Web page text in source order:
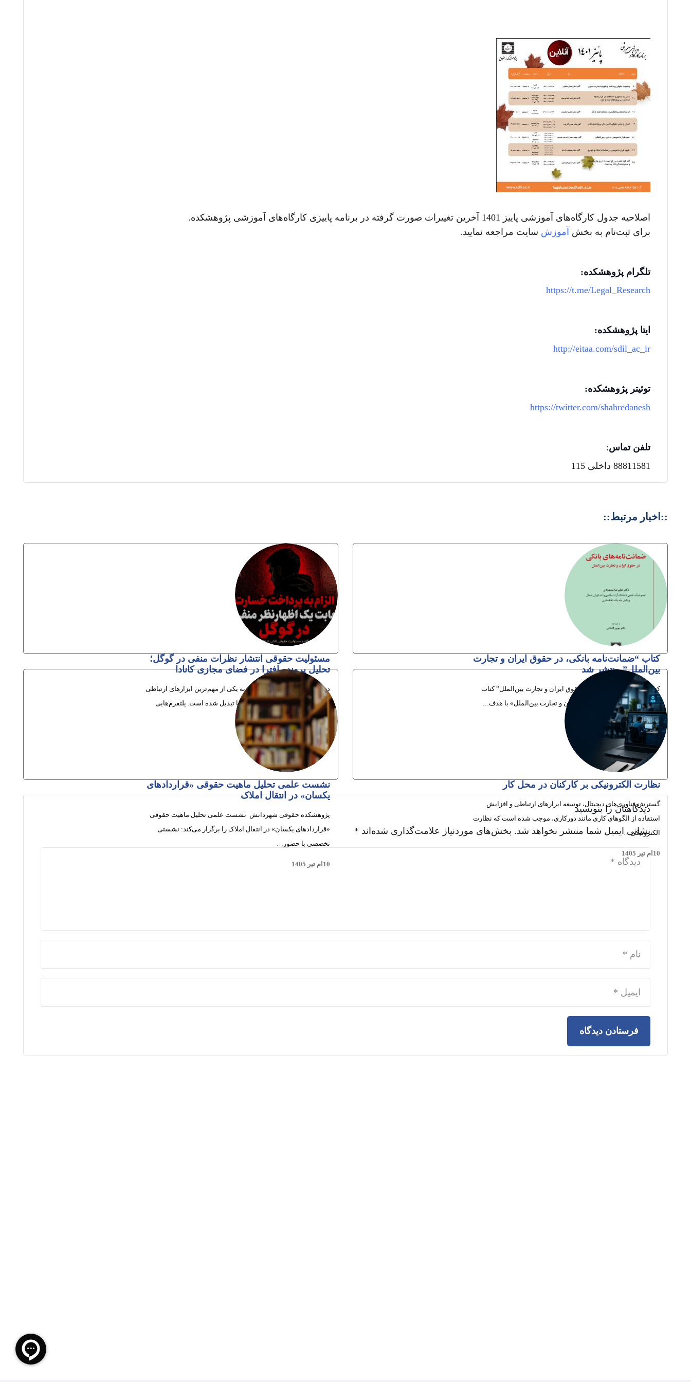
اصلاحیه جدول کارگاه‌های آموزشی پاییز 1401 آخرین تغییرات صورت گرفته در برنامه پاییزی کارگاه‌های آموزشی پژوهشکده.
برای ثبت‎‌نام به بخش
آموزش سایت مراجعه نمایید.
تلگرام پژوهشکده:
https://t.me/Legal_Research
ایتا پژوهشکده:
http://eitaa.com/sdil_ac_ir
توئیتر پژوهشکده:
https://twitter.com/shahredanesh
تلفن تماس:
88811581 داخلی 115
::اخبار مرتبط::
کتاب “ضمانت‌نامه بانکی، در حقوق ایران و تجارت
بین‌الملل” منتشر شد
کتاب “ضمانت‌نامه بانکی، در حقوق ایران و تجارت بین‌الملل” کتاب
«ضمانت‌نامه بانکی، در حقوق ایران و تجارت بین‌الملل» با هدف…
3ام مرداد 1405
مسئولیت حقوقی انتشار نظرات منفی در گوگل؛
تحلیل پرونده افترا در فضای مجازی کانادا
در سال‌های اخیر، فضای مجازی به یکی از مهم‌ترین ابزارهای ارتباطی
میان مصرف‌کنندگان و کسب‌وکارها تبدیل شده است. پلتفرم‌هایی
مانند…
30ام تیر 1405
نظارت الکترونیکی بر کارکنان در محل کار
گسترش فناوری‌های دیجیتال، توسعه ابزارهای ارتباطی و افزایش
استفاده از الگوهای کاری مانند دورکاری، موجب شده است که نظارت
الکترونیکی…
10ام تیر 1405
نشست علمی تحلیل ماهیت حقوقی «قراردادهای
یکسان» در انتقال املاک
پژوهشکده حقوقی شهردانش نشست علمی تحلیل ماهیت حقوقی
«قراردادهای یکسان» در انتقال املاک را برگزار می‌کند: نشستی
تخصصی با حضور…
10ام تیر 1405
دیدگاهتان را بنویسید
نشانی ایمیل شما منتشر نخواهد شد. بخش‌های موردنیاز علامت‌گذاری شده‌اند *
فرستادن دیدگاه